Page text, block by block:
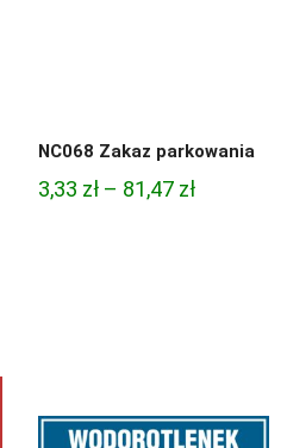
NC068 Zakaz parkowania
3,33 zł – 81,47 złZakres